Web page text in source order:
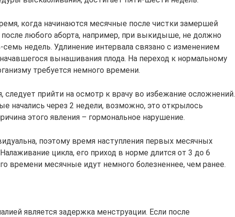
когда начинаются месячные после чистки замершей
любого аборта, например, при выкидыше, не должно
недель. Удлинение интервала связано с изменением
вынашивания плода. На переход к нормальному
требуется немного времени.
следует прийти на осмотр к врачу во избежание осложнений.
начались через 2 недели, возможно, это открылось
этого явления – гормональное нарушение.
поэтому время наступления первых месячных
цикла, его приход в норме длится от 3 до 6
времени месячные идут немного болезненнее, чем ранее.
является задержка менструации. Если после